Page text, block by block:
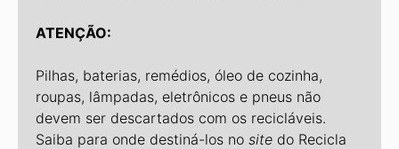
ATENÇÃO:
Pilhas, baterias, remédios, óleo de co­zinha,
roupas, lâmpadas, eletrônicos e pneus não
devem ser descartados com os recicláveis.
Saiba para onde destiná­-los no site do Recicla